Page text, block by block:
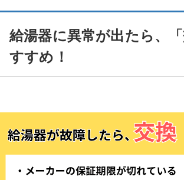
給湯器に異常が出たら、
すすめ！